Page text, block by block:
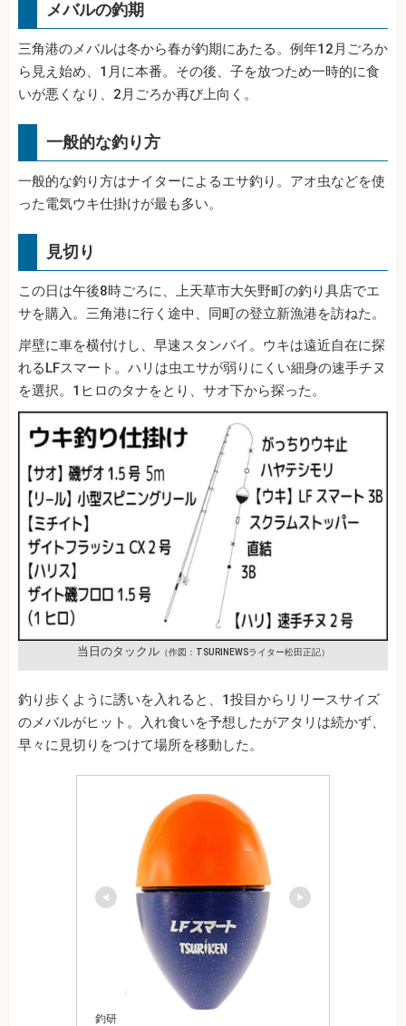
メバルの釣期
三角港のメバルは冬から春が釣期にあたる。例年12月ごろか
ら見え始め、1月に本番。その後、子を放つため一時的に食
いが悪くなり、2月ごろか再び上向く。
一般的な釣り方
一般的な釣り方はナイターによるエサ釣り。アオ虫などを使
った電気ウキ仕掛けが最も多い。
見切り
この日は午後8時ごろに、上天草市大矢野町の釣り具店でエ
サを購入。三角港に行く途中、同町の登立新漁港を訪ねた。
岸壁に車を横付けし、早速スタンバイ。ウキは遠近自在に探
れるLFスマート。ハリは虫エサが弱りにくい細身の速手チヌ
を選択。1ヒロのタナをとり、サオ下から探った。
当日のタックル（作図：TSURINEWSライター松田正記）
釣り歩くように誘いを入れると、1投目からリリースサイズ
のメバルがヒット。入れ食いを予想したがアタリは続かず、
早々に見切りをつけて場所を移動した。
釣研